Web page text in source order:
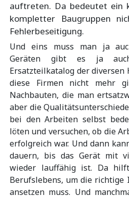
auftreten. Da bedeutet ein
kompletter Baugruppen
Fehlerbeseitigung.
Und eins muss man ja
Geräten gibt es ja
Ersatzteilkatalog der diversen
diese Firmen nicht mehr
Nachbauten, die man
aber die
bei den Arbeiten selbst
löten und versuchen, ob die
erfolgreich war. Und dann
dauern, bis das Gerät mit
wieder lauffähig ist. Da
Berufslebens, um die richtige
ansetzen muss. Und